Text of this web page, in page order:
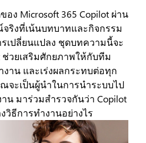
ง Microsoft 365 Copilot ผ่าน
ริงที่เน้นบทบาทและกิจกรรม
เปลี่ยนแปลง ชุดบทความนี้จะ
ช่วยเสริมศักยภาพให้กับทีม
าน และเร่งผลกระทบต่อทุก
จะเป็นผู้นำในการนำระบบไป
น มาร่วมสำรวจกันว่า Copilot
วิธีการทำงานอย่างไร